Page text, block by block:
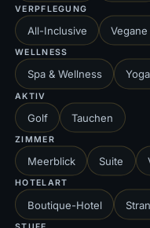
VERPFLEGUNG
All-Inclusive
WELLNESS
Spa & Wellness
AKTIV
Golf Tauchen
ZIMMER
Meerblick Suite
HOTELART
Boutique-Hotel
Hotel entdecken →
SCHWEIZ
Victoria-Jungfrau Grand
Hotel & Spa
Interlaken, Bern (Berner
Oberland, Interlaken)
Hotel entdecken →